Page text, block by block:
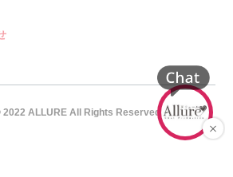
ALLURE All Rights Reserved.